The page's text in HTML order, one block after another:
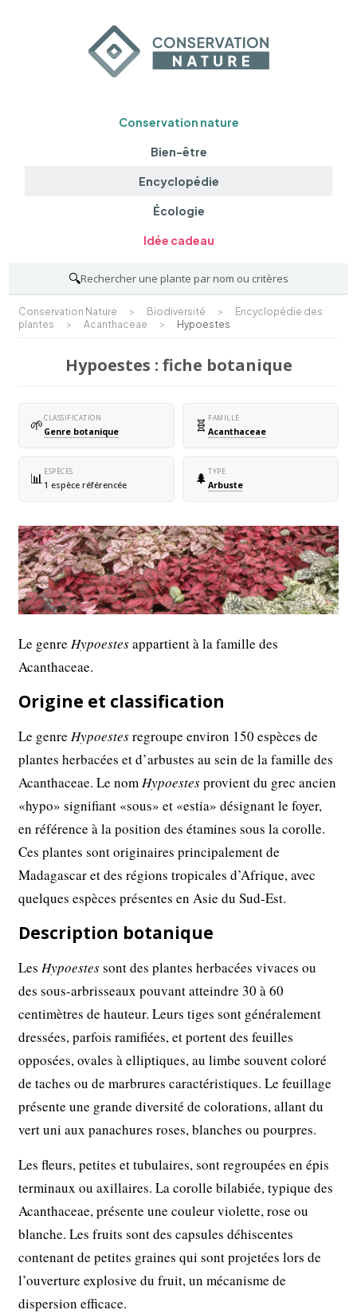
Conservation nature
Bien-être
Encyclopédie
Écologie
Idée cadeau
🔍Rechercher une plante par nom ou critères
Conservation Nature > Biodiversité >
Encyclopédie des
plantes
> Acanthaceae > Hypoestes
Hypoestes : fiche botanique
🌱CLASSIFICATION
Genre botanique 🧬 FAMILLE
Acanthaceae
📊ESPÈCES
1 espèce référencée 🌲 TYPE
Arbuste
Le genreHypoestesappartient à la famille des
Acanthaceae.
Origine et classification
Le genreHypoestesregroupe environ 150 espèces de
plantes herbacées et d’arbustes au sein de la famille des
Acanthaceae. Le nomHypoestesprovient du grec ancien
«hypo» signifiant «sous» et «estia» désignant le foyer,
en référence à la position des étamines sous la corolle.
Ces plantes sont originaires principalement de
Madagascar et des régions tropicales d’Afrique, avec
quelques espèces présentes en Asie du Sud-Est.
Description botanique
LesHypoestessont des plantes herbacées vivaces ou
des sous-arbrisseaux pouvant atteindre 30 à 60
centimètres de hauteur. Leurs tiges sont généralement
dressées, parfois ramifiées, et portent des feuilles
opposées, ovales à elliptiques, au limbe souvent coloré
de taches ou de marbrures caractéristiques. Le feuillage
présente une grande diversité de colorations, allant du
vert uni aux panachures roses, blanches ou pourpres.
Les fleurs, petites et tubulaires, sont regroupées en épis
terminaux ou axillaires. La corolle bilabiée, typique des
Acanthaceae, présente une couleur violette, rose ou
blanche. Les fruits sont des capsules déhiscentes
contenant de petites graines qui sont projetées lors de
l’ouverture explosive du fruit, un mécanisme de
dispersion efficace.